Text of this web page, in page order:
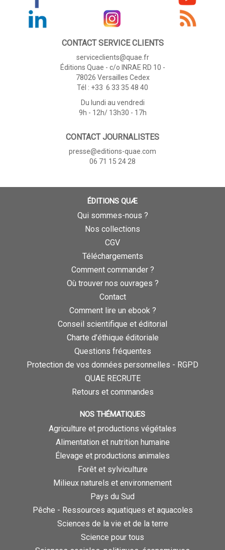
CONTACT SERVICE CLIENTS
serviceclients@quae.fr
Éditions Quae - c/o INRAE RD 10 -
78026 Versailles Cedex
Tél : +33 6 33 35 48 40
Du lundi au vendredi
9h - 12h/ 13h30 - 17h
CONTACT JOURNALISTES
presse@editions-quae.com
06 71 15 24 28
ÉDITIONS QUÆ
Qui sommes-nous ?
Nos collections
CGV
Téléchargements
Comment commander ?
Où trouver nos ouvrages ?
Contact
Comment lire un ebook ?
Conseil scientifique et éditorial
Charte d’éthique éditoriale
Questions fréquentes
Protection de vos données personnelles - RGPD
QUAE RECRUTE
Retours et commandes
NOS THÉMATIQUES
Agriculture et productions végétales
Alimentation et nutrition humaine
Élevage et productions animales
Forêt et sylviculture
Milieux naturels et environnement
Pays du Sud
Pêche - Ressources aquatiques et aquacoles
Sciences de la vie et de la terre
Science pour tous